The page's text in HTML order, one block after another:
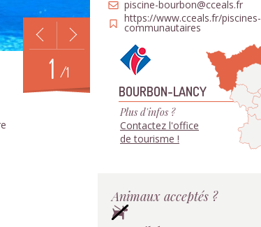
1 /1
piscine-bourbon@cceals.fr
https://www.cceals.fr/piscines-
communautaires
BOURBON-LANCY
Plus d'infos ?
Contactez l'office
de tourisme !
Animaux acceptés ?